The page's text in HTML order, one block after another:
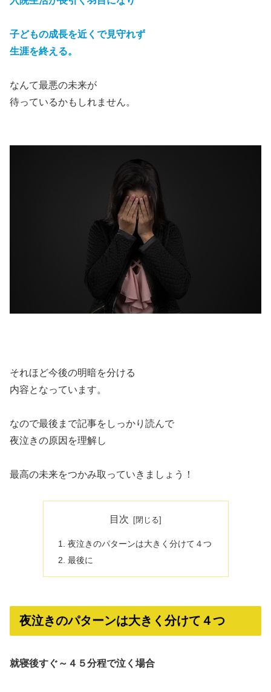
子どもの成長を近くで見守れず
生涯を終える。
なんて最悪の未来が
待っているかもしれません。
それほど今後の明暗を分ける
内容となっています。
なので最後まで記事をしっかり読んで
夜泣きの原因を理解し
最高の未来をつかみ取っていきましょう！
目次
夜泣きのパターンは大きく分けて４つ
最後に
夜泣きのパターンは大きく分けて４つ
就寝後すぐ～４５分程で泣く場合